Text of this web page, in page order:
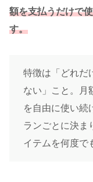
額を支払うだけで
す。
特徴は「どれだ
ない」こと。月
を自由に使い続
ランごとに決ま
イテムを何度で